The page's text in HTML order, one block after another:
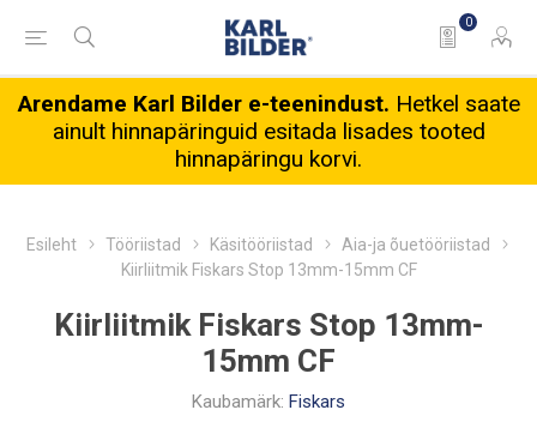
0
Arendame Karl Bilder e-teenindust. Hetkel saate
ainult hinnapäringuid esitada lisades tooted
hinnapäringu korvi.
Esileht Tööriistad Käsitööriistad
Aia-ja õuetööriistad
Kiirliitmik Fiskars Stop 13mm-15mm CF
Kiirliitmik Fiskars Stop 13mm-
15mm CF
Kaubamärk: Fiskars